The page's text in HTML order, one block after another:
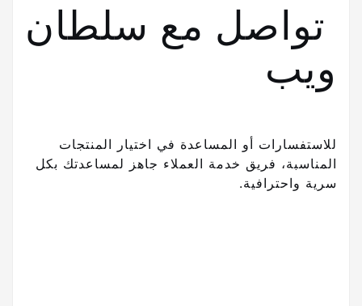
تواصل مع سلطان
ويب
للاستفسارات أو المساعدة في اختيار المنتجات
المناسبة، فريق خدمة العملاء جاهز لمساعدتك بكل
سرية واحترافية.